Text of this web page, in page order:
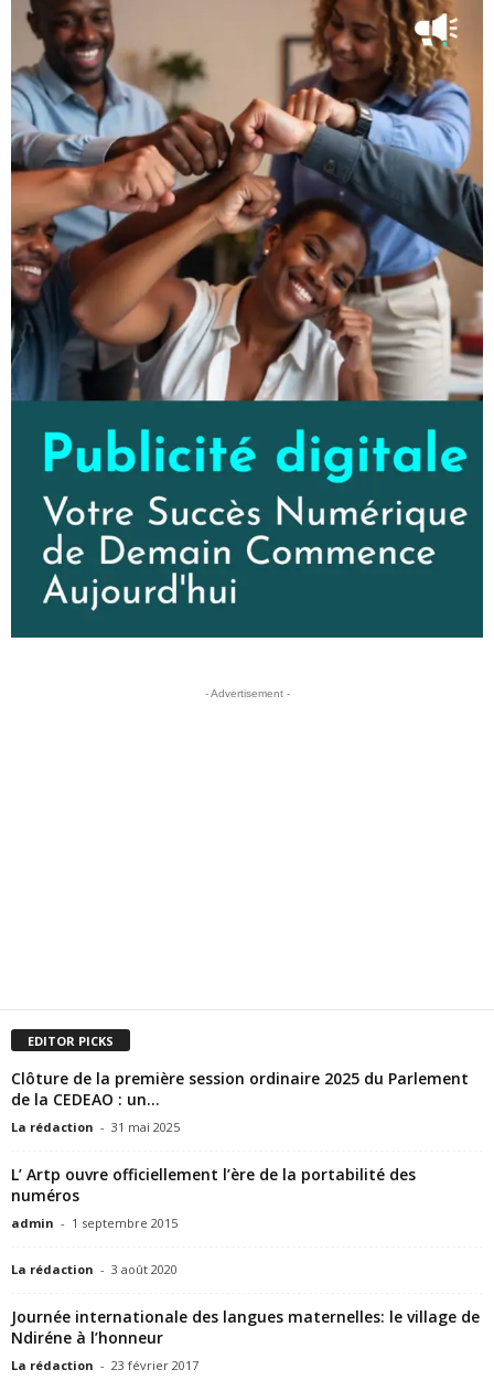
- Advertisement -
EDITOR PICKS
Clôture de la première session ordinaire 2025 du Parlement
de la CEDEAO : un...
La rédaction - 31 mai 2025
L’ Artp ouvre officiellement l’ère de la portabilité des
numéros
admin - 1 septembre 2015
La rédaction - 3 août 2020
Journée internationale des langues maternelles: le village de
Ndiréne à l’honneur
La rédaction - 23 février 2017